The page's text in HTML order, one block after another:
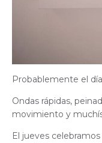
Probablemente el
Ondas rápidas,
movimiento y
El jueves